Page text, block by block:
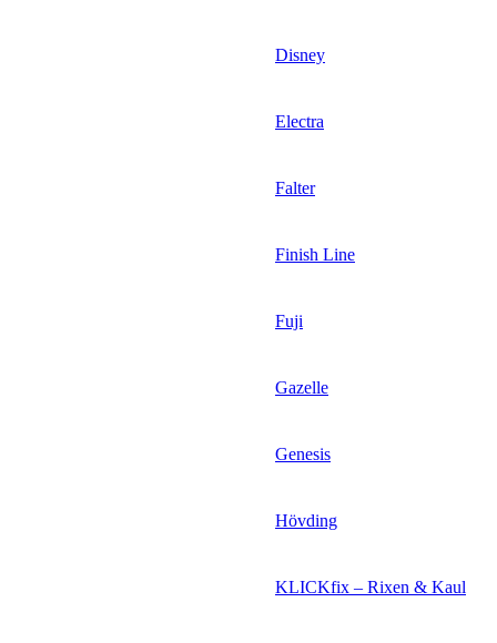
Disney
Electra
Falter
Finish Line
Fuji
Gazelle
Genesis
Hövding
KLICKfix – Rixen & Kaul